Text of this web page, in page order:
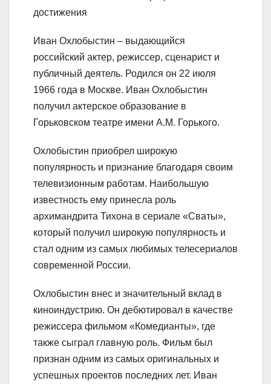
Иван Охлобыстин – выдающийся
российский актер, режиссер, сценарист и
публичный деятель. Родился он 22 июля
1966 года в Москве. Иван Охлобыстин
получил актерское образование в
Горьковском театре имени А.М. Горького.
Охлобыстин приобрел широкую
популярность и признание благодаря своим
телевизионным работам. Наибольшую
известность ему принесла роль
архимандрита Тихона в сериале «Сваты»,
который получил широкую популярность и
стал одним из самых любимых телесериалов
современной России.
Охлобыстин внес и значительный вклад в
киноиндустрию. Он дебютировал в качестве
режиссера фильмом «Комедианты», где
также сыграл главную роль. Фильм был
признан одним из самых оригинальных и
успешных проектов последних лет. Иван